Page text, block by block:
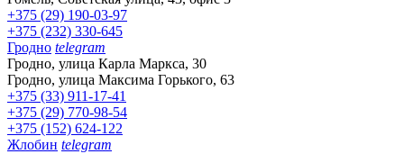
+375 (29) 190-03-97
+375 (232) 330-645
Гродно telegram
Гродно, улица Карла Маркса, 30
Гродно, улица Максима Горького, 63
+375 (33) 911-17-41
+375 (29) 770-98-54
+375 (152) 624-122
Жлобин telegram